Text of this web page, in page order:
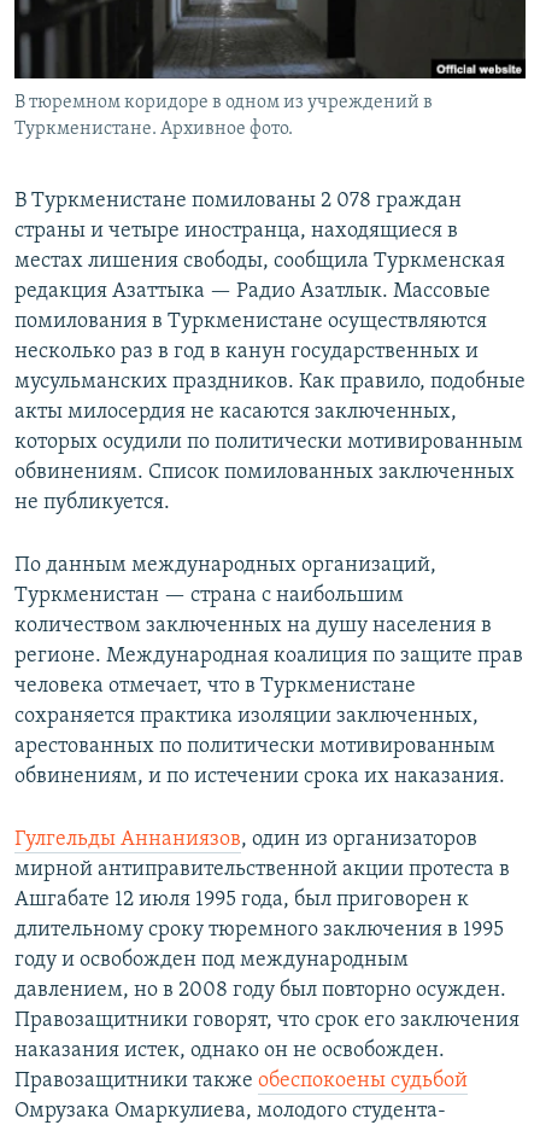
В тюремном коридоре в одном из учреждений в
Туркменистане. Архивное фото.
В Туркменистане помилованы 2 078 граждан
страны и четыре иностранца, находящиеся в
местах лишения свободы, сообщила Туркменская
редакция Азаттыка — Радио Азатлык. Массовые
помилования в Туркменистане осуществляются
несколько раз в год в канун государственных и
мусульманских праздников. Как правило, подобные
акты милосердия не касаются заключенных,
которых осудили по политически мотивированным
обвинениям. Список помилованных заключенных
не публикуется.
По данным международных организаций,
Туркменистан — страна с наибольшим
количеством заключенных на душу населения в
регионе. Международная коалиция по защите прав
человека отмечает, что в Туркменистане
сохраняется практика изоляции заключенных,
арестованных по политически мотивированным
обвинениям, и по истечении срока их наказания.
Гулгельды Аннаниязов, один из организаторов
мирной антиправительственной акции протеста в
Ашгабате 12 июля 1995 года, был приговорен к
длительному сроку тюремного заключения в 1995
году и освобожден под международным
давлением, но в 2008 году был повторно осужден.
Правозащитники говорят, что срок его заключения
наказания истек, однако он не освобожден.
Правозащитники также обеспокоены судьбой
Омрузака Омаркулиева, молодого студента-